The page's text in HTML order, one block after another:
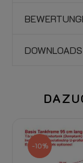
DOWNLOADS
-10%